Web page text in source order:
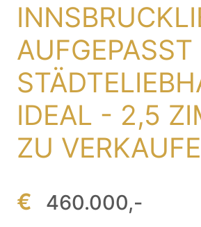
IDEAL - 2,5
ZU
€ 460.000,-